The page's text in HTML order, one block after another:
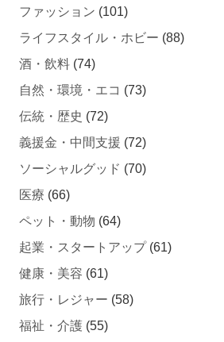
ファッション (101)
ライフスタイル・ホビー (88)
酒・飲料 (74)
自然・環境・エコ (73)
伝統・歴史 (72)
義援金・中間支援 (72)
ソーシャルグッド (70)
医療 (66)
ペット・動物 (64)
起業・スタートアップ(61)
健康・美容 (61)
旅行・レジャー (58)
福祉・介護 (55)